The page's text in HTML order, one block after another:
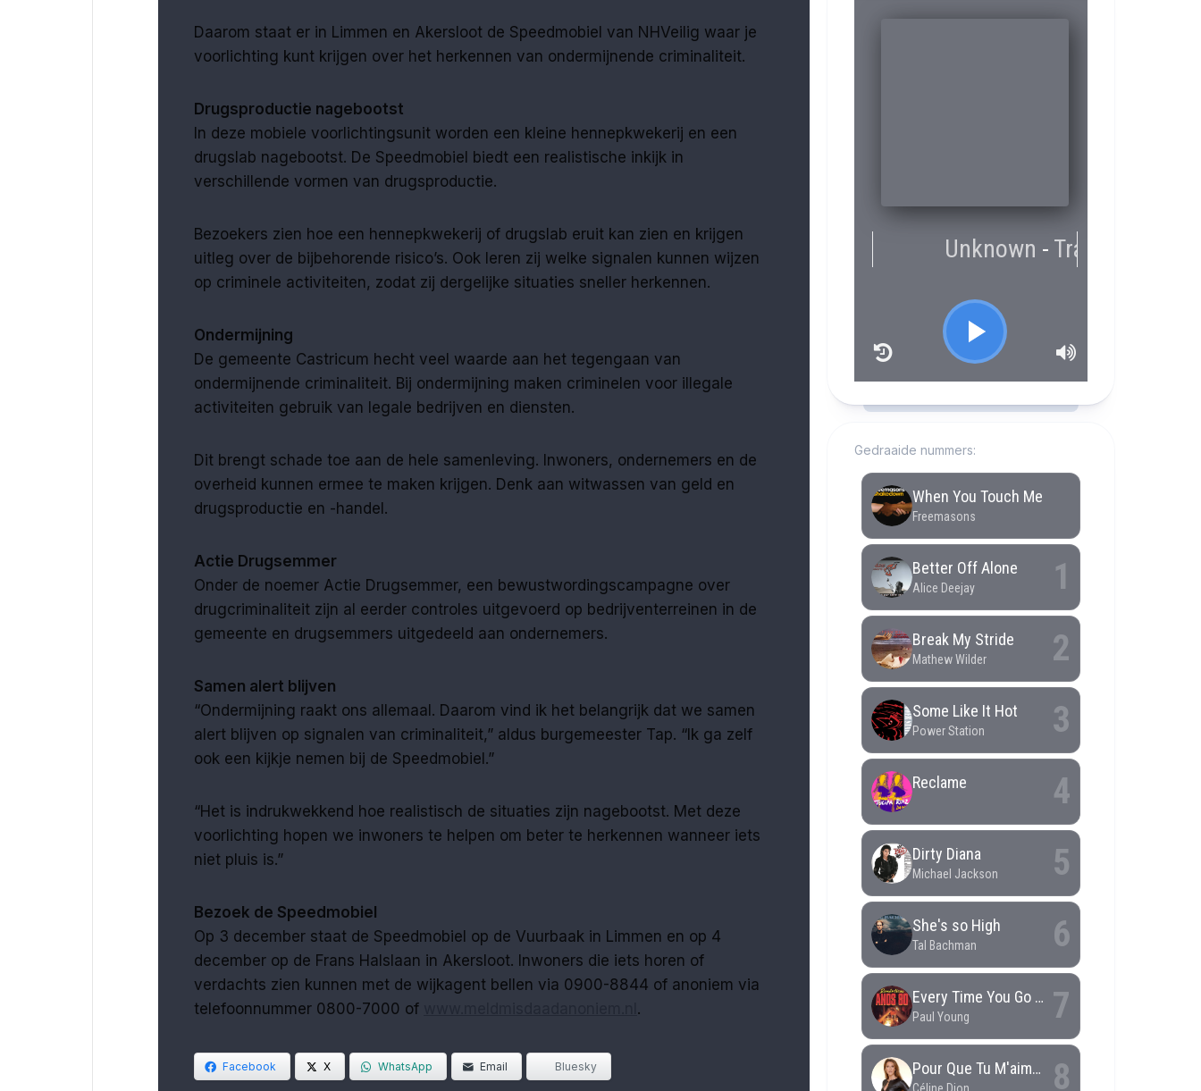
Daarom staat er in Limmen en Akersloot de Speedmobiel van NHVeilig waar je
voorlichting kunt krijgen over het herkennen van ondermijnende criminaliteit.
Drugsproductie nagebootst
In deze mobiele voorlichtingsunit worden een kleine hennepkwekerij en een
drugslab nagebootst. De Speedmobiel biedt een realistische inkijk in
verschillende vormen van drugsproductie.
Bezoekers zien hoe een hennepkwekerij of drugslab eruit kan zien en krijgen
uitleg over de bijbehorende risico’s. Ook leren zij welke signalen kunnen wijzen
op criminele activiteiten, zodat zij dergelijke situaties sneller herkennen.
Ondermijning
De gemeente Castricum hecht veel waarde aan het tegengaan van
ondermijnende criminaliteit. Bij ondermijning maken criminelen voor illegale
activiteiten gebruik van legale bedrijven en diensten.
Dit brengt schade toe aan de hele samenleving. Inwoners, ondernemers en de
overheid kunnen ermee te maken krijgen. Denk aan witwassen van geld en
drugsproductie en -handel.
Actie Drugsemmer
Onder de noemer Actie Drugsemmer, een bewustwordingscampagne over
drugcriminaliteit zijn al eerder controles uitgevoerd op bedrijventerreinen in de
gemeente en drugsemmers uitgedeeld aan ondernemers.
Samen alert blijven
“Ondermijning raakt ons allemaal. Daarom vind ik het belangrijk dat we samen
alert blijven op signalen van criminaliteit,” aldus burgemeester Tap. “Ik ga zelf
ook een kijkje nemen bij de Speedmobiel.”
“Het is indrukwekkend hoe realistisch de situaties zijn nagebootst. Met deze
voorlichting hopen we inwoners te helpen om beter te herkennen wanneer iets
niet pluis is.”
Bezoek de Speedmobiel
Op 3 december staat de Speedmobiel op de Vuurbaak in Limmen en op 4
december op de Frans Halslaan in Akersloot. Inwoners die iets horen of
verdachts zien kunnen met de wijkagent bellen via 0900-8844 of anoniem via
telefoonnummer 0800-7000 of
.
Facebook X WhatsApp Email Bluesky
Gedraaide nummers: